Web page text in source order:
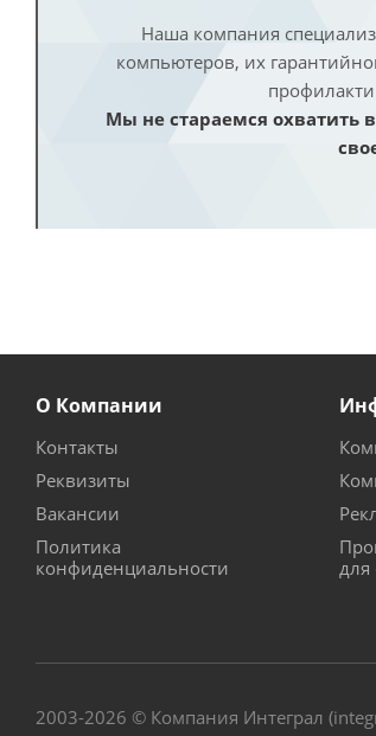
Наша компания
компьютеров, их
Мы не стараемся
О Компании
Контакты
Реквизиты
Вакансии
Политика
конфиденциальности
для
2003-2026 © Компания Интеграл